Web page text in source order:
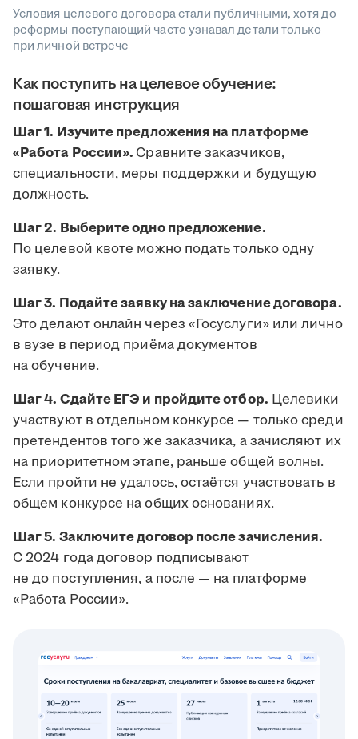
Условия целевого договора стали публичными, хотя до
реформы поступающий часто узнавал детали только
при личной встрече
Как поступить на целевое обучение:
пошаговая инструкция
Шаг 1. Изучите предложения на платформе
«Работа России». Сравните заказчиков,
специальности, меры поддержки и будущую
должность.
Шаг 2. Выберите одно предложение.
По целевой квоте можно подать только одну
заявку.
Шаг 3. Подайте заявку на заключение договора.
Это делают онлайн через «Госуслуги» или лично
в вузе в период приёма документов
на обучение.
Шаг 4. Сдайте ЕГЭ и пройдите отбор. Целевики
участвуют в отдельном конкурсе — только среди
претендентов того же заказчика, а зачисляют их
на приоритетном этапе, раньше общей волны.
Если пройти не удалось, остаётся участвовать в
общем конкурсе на общих основаниях.
Шаг 5. Заключите договор после зачисления.
С 2024 года договор подписывают
не до поступления, а после — на платформе
«Работа России».